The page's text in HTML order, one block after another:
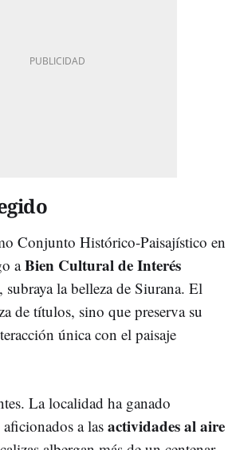
Conjunto Histórico-Paisajístico en
aBien Cultural de Interés
subraya la belleza de Siurana. El
de títulos, sino que preserva su
única con el paisaje
La localidad ha ganado
a las actividades al aire